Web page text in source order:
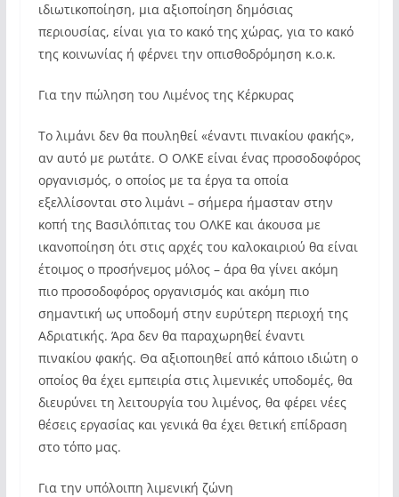
ιδιωτικοποίηση, μια αξιοποίηση δημόσιας
περιουσίας, είναι για το κακό της χώρας, για το κακό
της κοινωνίας ή φέρνει την οπισθοδρόμηση κ.ο.κ.
Για την πώληση του Λιμένος της Κέρκυρας
Το λιμάνι δεν θα πουληθεί «έναντι πινακίου φακής»,
αν αυτό με ρωτάτε. Ο ΟΛΚΕ είναι ένας προσοδοφόρος
οργανισμός, ο οποίος με τα έργα τα οποία
εξελλίσονται στο λιμάνι – σήμερα ήμασταν στην
κοπή της Βασιλόπιτας του ΟΛΚΕ και άκουσα με
ικανοποίηση ότι στις αρχές του καλοκαιριού θα είναι
έτοιμος ο προσήνεμος μόλος – άρα θα γίνει ακόμη
πιο προσοδοφόρος οργανισμός και ακόμη πιο
σημαντική ως υποδομή στην ευρύτερη περιοχή της
Αδριατικής. Άρα δεν θα παραχωρηθεί έναντι
πινακίου φακής. Θα αξιοποιηθεί από κάποιο ιδιώτη ο
οποίος θα έχει εμπειρία στις λιμενικές υποδομές, θα
διευρύνει τη λειτουργία του λιμένος, θα φέρει νέες
θέσεις εργασίας και γενικά θα έχει θετική επίδραση
στο τόπο μας.
Για την υπόλοιπη λιμενική ζώνη